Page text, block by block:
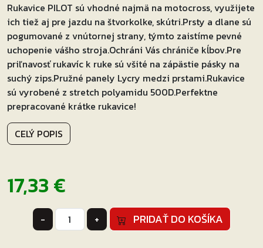
Rukavice PILOT sú vhodné najmä na motocross, využijete
ich tiež aj pre jazdu na štvorkolke, skútri.Prsty a dlane sú
pogumované z vnútornej strany, týmto zaistíme pevné
uchopenie vášho stroja.Ochráni Vás chrániče kĺbov.Pre
priľnavosť rukavíc k ruke sú všité na zápästie pásky na
suchý zips.Pružné panely Lycry medzi prstami.Rukavice
sú vyrobené z stretch polyamidu 500D.Perfektne
prepracované krátke rukavice!
CELÝ POPIS
17,33€
-
množstvo
MX
+ PRIDAŤ DO KOŠÍKA